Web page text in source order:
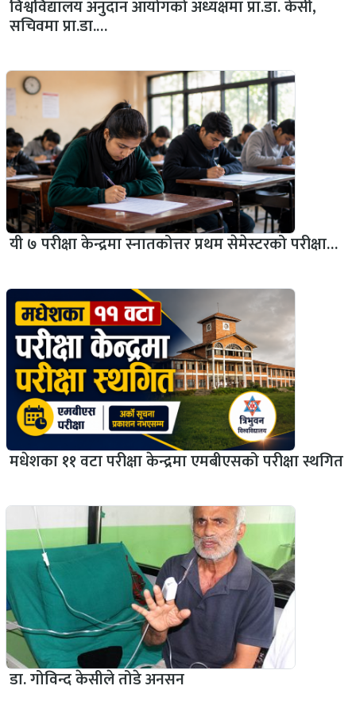
विश्वविद्यालय अनुदान आयोगको अध्यक्षमा प्रा.डा. केसी,
सचिवमा प्रा.डा.…
यी ७ परीक्षा केन्द्रमा स्नातकोत्तर प्रथम सेमेस्टरको परीक्षा…
मधेशका ११ वटा परीक्षा केन्द्रमा एमबीएसको परीक्षा स्थगित
डा. गोविन्द केसीले तोडे अनसन